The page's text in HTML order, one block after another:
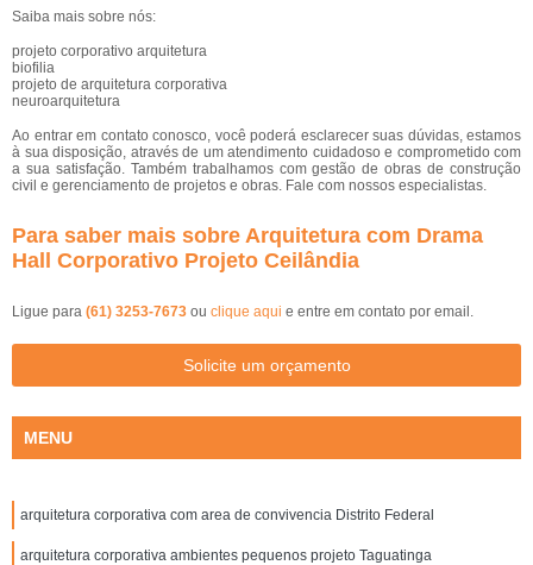
Saiba mais sobre nós:
projeto corporativo arquitetura
biofilia
projeto de arquitetura corporativa
neuroarquitetura
Ao entrar em contato conosco, você poderá esclarecer suas dúvidas, estamos
à sua disposição, através de um atendimento cuidadoso e comprometido com
a sua satisfação. Também trabalhamos com gestão de obras de construção
civil e gerenciamento de projetos e obras. Fale com nossos especialistas.
Para saber mais sobre Arquitetura com Drama
Hall Corporativo Projeto Ceilândia
Ligue para (61) 3253-7673 ou clique aqui e entre em contato por email.
Solicite um orçamento
MENU
arquitetura corporativa com area de convivencia Distrito Federal
arquitetura corporativa ambientes pequenos projeto Taguatinga